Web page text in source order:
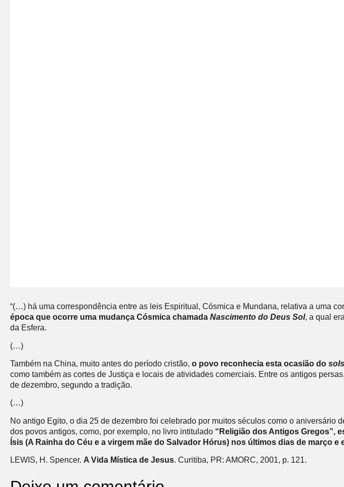
“(…) há uma correspondência entre as leis Espiritual, Cósmica e Mundana, relativa a uma
época que ocorre uma mudança Cósmica chamada Nascimento do Deus Sol, a qual
da Esfera.
(…)
Também na China, muito antes do período cristão, o povo reconhecia esta ocasião do
como também as cortes de Justiça e locais de atividades comerciais. Entre os antigos
de dezembro, segundo a tradição.
(…)
No antigo Egito, o dia 25 de dezembro foi celebrado por muitos séculos como o
dos povos antigos, como, por exemplo, no livro intitulado “Religião dos Antigos Gregos”,
Ísis (A Rainha do Céu e a virgem mãe do Salvador Hórus) nos últimos dias de março
LEWIS, H. Spencer. A Vida Mística de Jesus. Curitiba, PR: AMORC, 2001, p. 121.